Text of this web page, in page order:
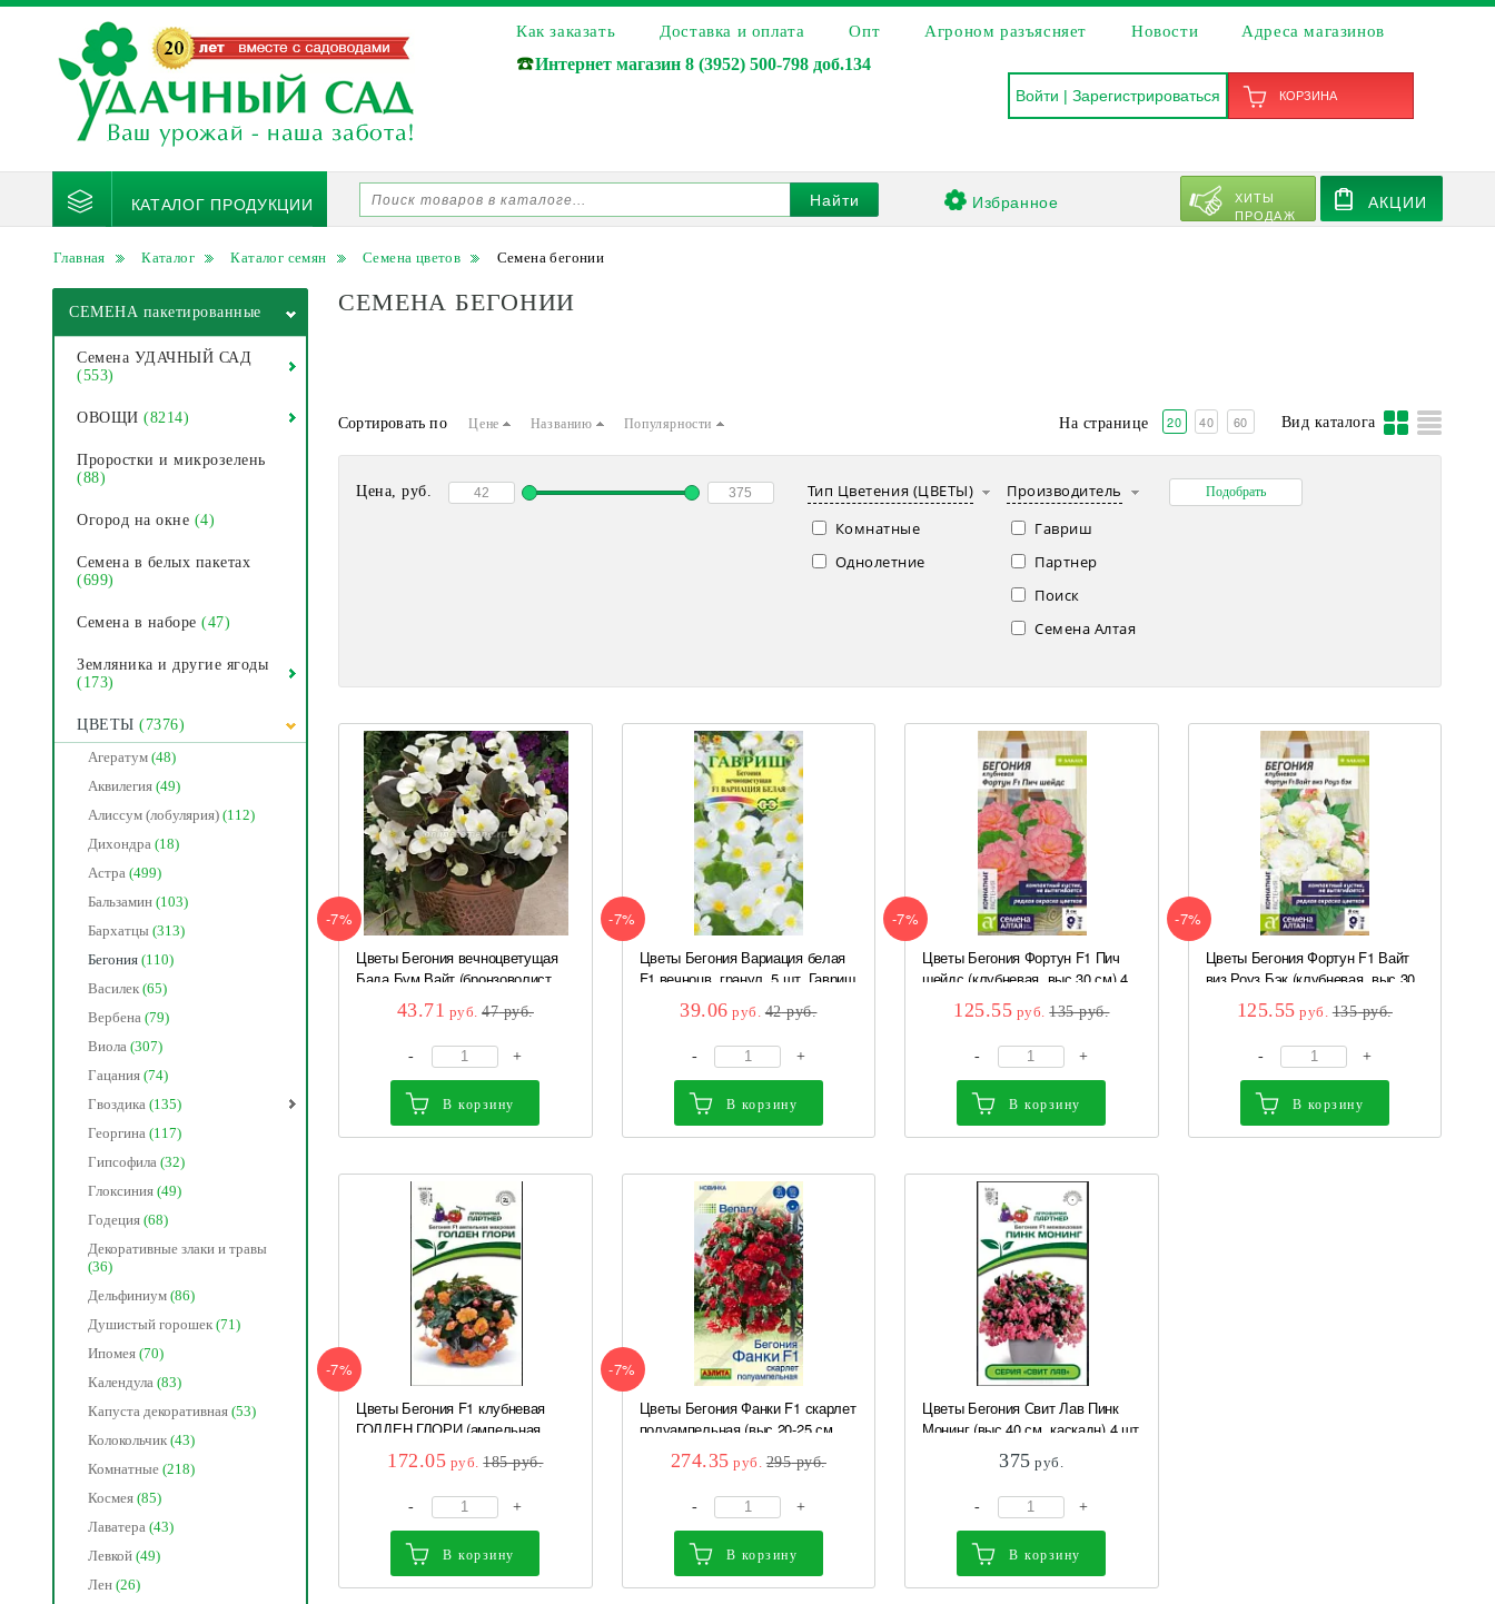
Как заказать Доставка и оплата Опт Агроном разъясняет Новости Адреса магазинов
☎️Интернет магазин 8 (3952) 500-798 доб.134
Войти | Зарегистрироваться КОРЗИНА
КАТАЛОГ ПРОДУКЦИИ Найти Избранное
ХИТЫ
ПРОДАЖ
АКЦИИ
Главная Каталог Каталог семян Семена цветов Семена бегонии
СЕМЕНА пакетированные
Семена УДАЧНЫЙ САД
(553)
ОВОЩИ (8214)
Проростки и микрозелень
(88)
Огород на окне (4)
Семена в белых пакетах
(699)
Семена в наборе (47)
Земляника и другие ягоды
(173)
ЦВЕТЫ (7376)
Агератум (48)
Аквилегия (49)
Алиссум (лобулярия) (112)
Дихондра (18)
Астра (499)
Бальзамин (103)
Бархатцы (313)
Бегония (110)
Василек (65)
Вербена (79)
Виола (307)
Гацания (74)
Гвоздика (135)
Георгина (117)
Гипсофила (32)
Глоксиния (49)
Годеция (68)
Декоративные злаки и травы
(36)
Дельфиниум (86)
Душистый горошек (71)
Ипомея (70)
Календула (83)
Капуста декоративная (53)
Колокольчик (43)
Комнатные (218)
Космея (85)
Лаватера (43)
Левкой (49)
Лен (26)
СЕМЕНА БЕГОНИИ
Сортировать по Цене Названию Популярности На странице 20 40 60 Вид каталога
Цена, руб.
Тип Цветения (ЦВЕТЫ)
Комнатные
Однолетние
Производитель
Гавриш
Партнер
Поиск
Семена Алтая
-7%
Цветы Бегония вечноцветущая
Бада Бум Вайт (бронзоволист,
выс 25 см) 15шт Профи Поиск
43.71 руб. 47руб.
- +
В корзину
-7%
Цветы Бегония Вариация белая
F1 вечноцв. гранул. 5 шт. Гавриш
39.06 руб. 42руб.
- +
В корзину
-7%
Цветы Бегония Фортун F1 Пич
шейдс (клубневая, выс 30 см) 4
шт Семена Алтая
125.55 руб. 135руб.
- +
В корзину
-7%
Цветы Бегония Фортун F1 Вайт
виз Роуз Бэк (клубневая, выс 30
см) 4 шт Семена Алтая
125.55 руб. 135руб.
- +
В корзину
-7%
Цветы Бегония F1 клубневая
ГОЛДЕН ГЛОРИ (ампельная,
махр) 5 шт Партнер
172.05 руб. 185руб.
- +
В корзину
-7%
Цветы Бегония Фанки F1 скарлет
полуампельная (выс 20-25 см,
махров) 4 шт Аэлита
274.35 руб. 295руб.
- +
В корзину
Цветы Бегония Свит Лав Пинк
Монинг (выс 40 см, каскадн) 4 шт
375 руб.
- +
В корзину